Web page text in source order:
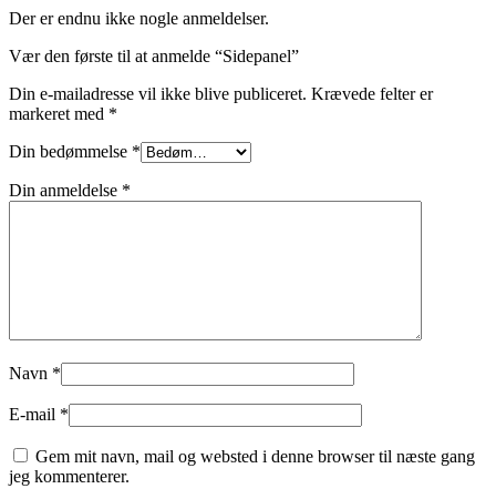
Der er endnu ikke nogle anmeldelser.
Vær den første til at anmelde “Sidepanel”
Din e-mailadresse vil ikke blive publiceret. Krævede felter er
markeret med *
Din bedømmelse *
Din anmeldelse *
Navn *
E-mail *
Gem mit navn, mail og websted i denne browser til næste gang
jeg kommenterer.